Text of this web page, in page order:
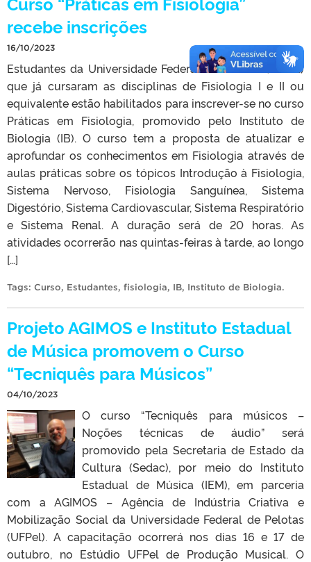
recebe inscrições
16/10/2023
Estudantes da Universidade Federal de Pelotas (UFPel)
que já cursaram as disciplinas de Fisiologia I e II ou
equivalente estão habilitados para inscrever-se no curso
Práticas em Fisiologia, promovido pelo Instituto de
Biologia (IB). O curso tem a proposta de atualizar e
aprofundar os conhecimentos em Fisiologia através de
aulas práticas sobre os tópicos Introdução à Fisiologia,
Sistema Nervoso, Fisiologia Sanguínea, Sistema
Digestório, Sistema Cardiovascular, Sistema Respiratório
e Sistema Renal. A duração será de 20 horas. As
atividades ocorrerão nas quintas-feiras à tarde, ao longo
[…]
Tags: Curso, Estudantes, fisiologia, IB, Instituto de Biologia.
Projeto AGIMOS e Instituto Estadual
de Música promovem o Curso
“Tecniquês para Músicos”
04/10/2023
O curso “Tecniquês para músicos –
Noções técnicas de áudio” será
promovido pela Secretaria de Estado da
Cultura (Sedac), por meio do Instituto
Estadual de Música (IEM), em parceria
com a AGIMOS – Agência de Indústria Criativa e
Mobilização Social da Universidade Federal de Pelotas
(UFPel). A capacitação ocorrerá nos dias 16 e 17 de
outubro, no Estúdio UFPel de Produção Musical. O